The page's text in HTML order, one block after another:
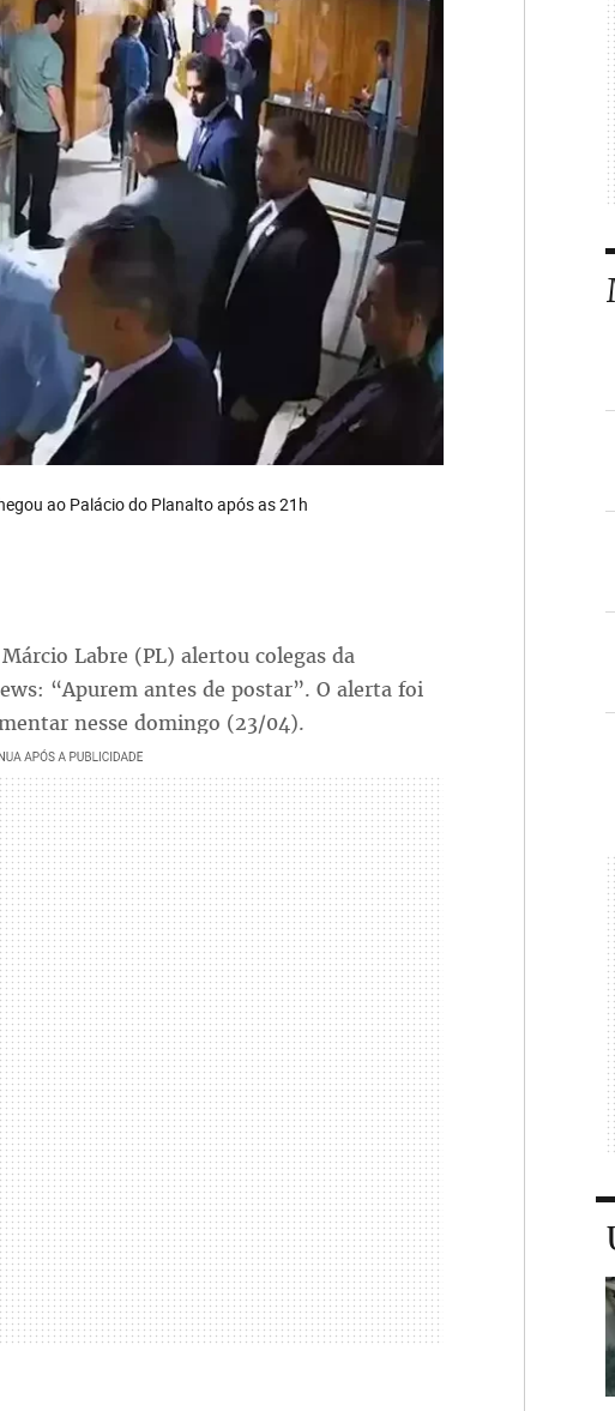
ao Palácio do Planalto após as 21h
Labre (PL) alertou colegas da
“Apurem antes de postar”. O alerta foi
nesse domingo (23/04).